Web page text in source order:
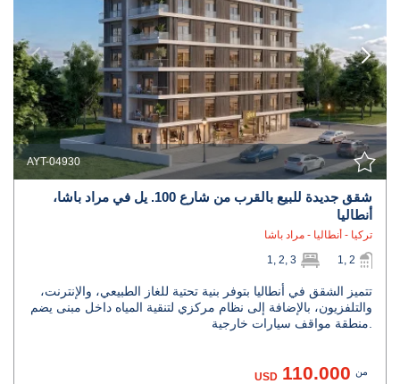
AYT-04930
شقق جديدة للبيع بالقرب من شارع 100. يل في مراد باشا،
أنطاليا
تركيا - أنطاليا - مراد باشا
1, 2, 3 1, 2
تتميز الشقق في أنطاليا بتوفر بنية تحتية للغاز الطبيعي، والإنترنت،
والتلفزيون، بالإضافة إلى نظام مركزي لتنقية المياه داخل مبنى يضم
من 110.000
USD